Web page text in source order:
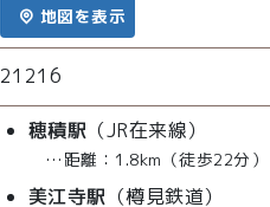
地図を表示
21216
穂積駅 （JR在来線）
…距離：1.8km（徒歩22分）
美江寺駅 （樽見鉄道）